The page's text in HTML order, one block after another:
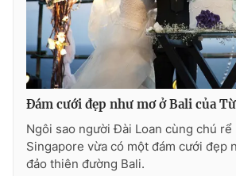
Thị trường 24h Tấm
VTV4 Vươn
VTV9 VTV8
Liên hệ tòa soạn
Đám cưới đẹp như mơ ở Bali của
Ngôi sao người Đài Loan cùng chú
Singapore vừa có một đám cưới đẹp
đảo thiên đường Bali.